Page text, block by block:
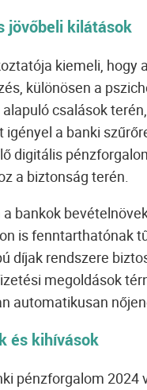
jövőbeli kilátások
kiemeli, hogy
különösen a
csalások
igényel a banki
digitális
a biztonság terén.
bankok
is fenntarthatónak
díjak rendszere
megoldások
automatikusan
és kihívások
pénzforgalom 2024